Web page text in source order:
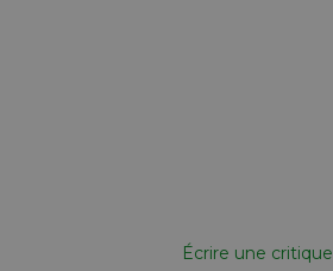
Écrire une critique